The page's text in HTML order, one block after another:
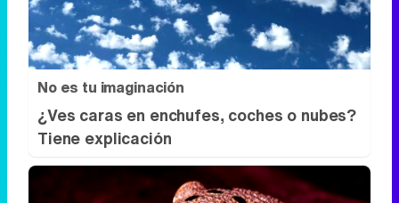
No es tu imaginación
¿Ves caras en enchufes, coches o nubes?
Tiene explicación